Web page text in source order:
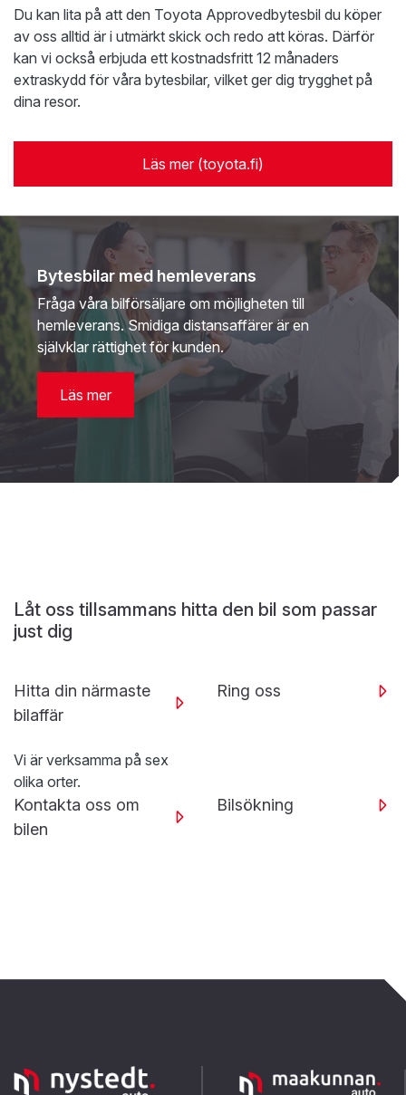
Du kan lita på att den Toyota Approvedbytesbil du köper
av oss alltid är i utmärkt skick och redo att köras. Därför
kan vi också erbjuda ett kostnadsfritt 12 månaders
extraskydd för våra bytesbilar, vilket ger dig trygghet på
dina resor.
Läs mer (toyota.fi)
Bytesbilar med hemleverans
Fråga våra bilförsäljare om möjligheten till
hemleverans. Smidiga distansaffärer är en
självklar rättighet för kunden.
Läs mer
Låt oss tillsammans hitta den bil som passar
just dig
Hitta din närmaste
bilaffär
Vi är verksamma på sex
olika orter.
Ring oss
Kontakta oss om
bilen
Bilsökning